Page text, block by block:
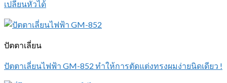
เปลี่ยนหัวได้
ปัตตาเลี่ยน
ปัตตาเลี่ยนไฟฟ้า GM-852 ทำให้การตัดแต่งทรงผมง่ายนิดเดียว !